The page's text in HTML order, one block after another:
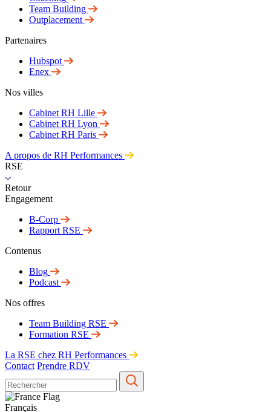
Team Building
Outplacement
Partenaires
Hubspot
Enex
Nos villes
Cabinet RH Lille
Cabinet RH Lyon
Cabinet RH Paris
A propos de RH Performances
RSE
Retour
Engagement
B-Corp
Rapport RSE
Contenus
Blog
Podcast
Nos offres
Team Building RSE
Formation RSE
La RSE chez RH Performances
Contact Prendre RDV
Français